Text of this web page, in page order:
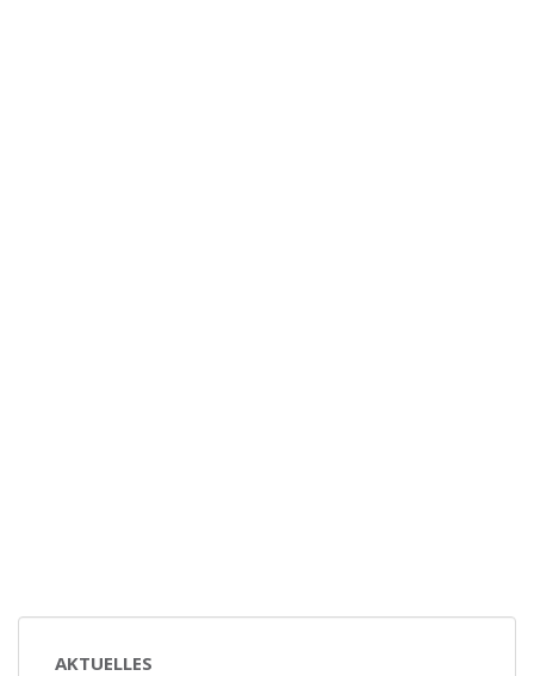
Beitragsnavigation
AKTUELLES